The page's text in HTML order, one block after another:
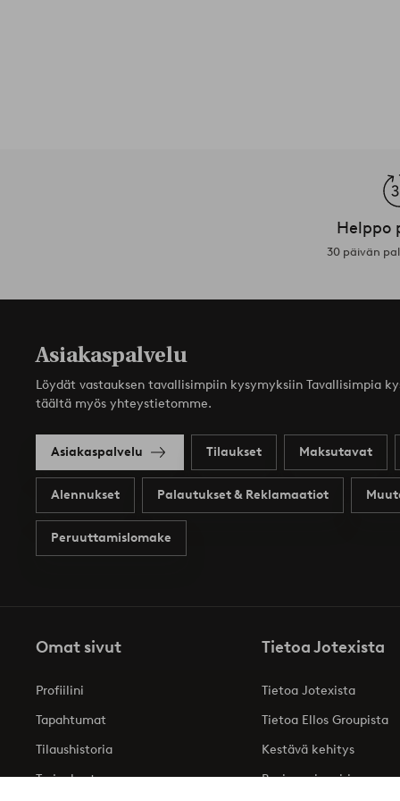
Helppo
30 päivän
Asiakaspalvelu
Löydät vastauksen tavallisimpiin kysymyksiin Tavallisimpia
täältä myös yhteystietomme.
Asiakaspalvelu Tilaukset Maksutavat
Alennukset Palautukset & Reklamaatiot
Peruuttamislomake
Omat sivut
Profiilini
Tapahtumat
Tilaushistoria
Tarjoukset
Tietoa Jotexista
Tietoa Jotexista
Tietoa Ellos Groupista
Kestävä kehitys
Business inquiries